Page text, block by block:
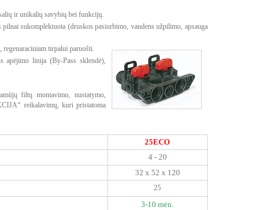
ir unikalių savybių bei funkcijų.
sukomplektuota (druskos pasiurbimo, vandens užpilimo, apsauga
tirpalui paruošti.
apėjimo linija (By-Pass sklendė),
filtų montavimo, nustatymo,
reikalavimų, kuri pristatoma
25ECO
4 - 20
32 x 52 x 120
25
3-10 mėn.